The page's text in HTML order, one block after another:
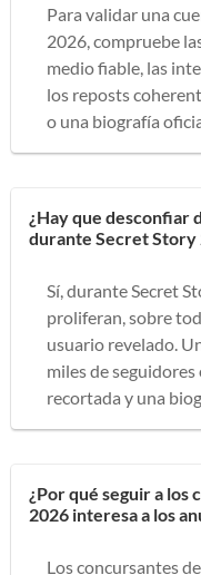
Para validar una
2026, compruebe
medio fiable, las
los reposts
o una biografía
¿Hay que desconfiar
durante Secret Story
Sí, durante Secret
proliferan, sobre
usuario revelado.
miles de
recortada y una
¿Por qué seguir a
2026 interesa a los
Los concursantes